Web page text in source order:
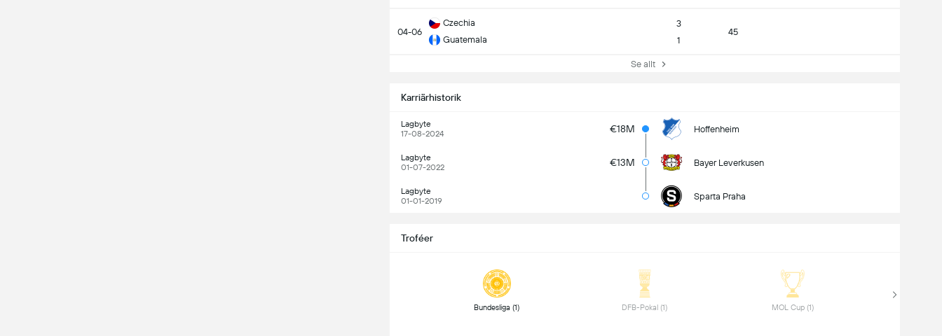
04-06
Czechia
Guatemala
3
1
45
Se allt
Karriärhistorik
Lagbyte
17-08-2024
€18M Hoffenheim
Lagbyte
01-07-2022
€13M Bayer Leverkusen
Lagbyte
01-01-2019
Sparta Praha
Troféer